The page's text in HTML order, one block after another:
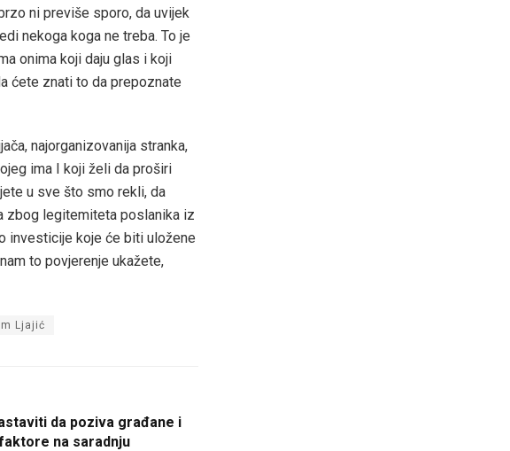
ni previše sporo, da uvijek
nekoga koga ne treba. To je
onima koji daju glas i koji
ćete znati to da prepoznate
najorganizovanija stranka,
ima I koji želi da proširi
u sve što smo rekli, da
zbog legitemiteta poslanika iz
investicije koje će biti uložene
to povjerenje ukažete,
Ljajić
da poziva građane i
na saradnju